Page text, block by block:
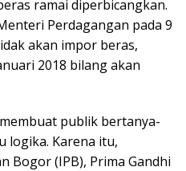
ramai diperbicangkan.
Perdagangan pada 9
akan impor beras,
2018 bilang akan
publik bertanya-
logika. Karena itu,
Bogor (IPB), Prima Gandhi